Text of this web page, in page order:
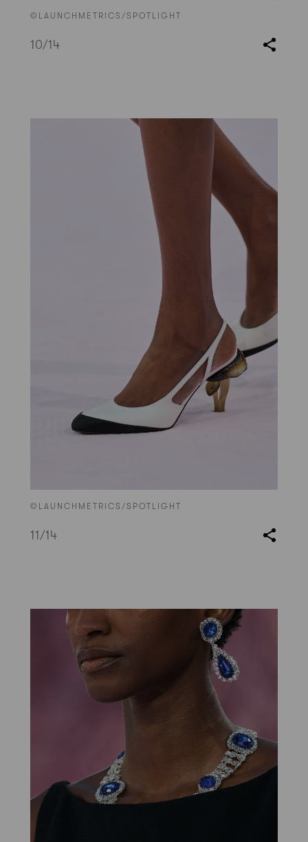
©LAUNCHMETRICS/SPOTLIGHT
10/14
©LAUNCHMETRICS/SPOTLIGHT
11/14